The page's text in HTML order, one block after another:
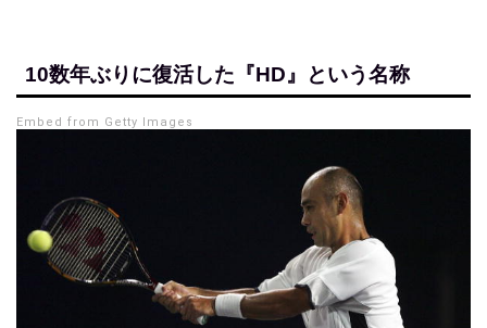
10数年ぶりに復活した『HD』という名称
Embed from Getty Images